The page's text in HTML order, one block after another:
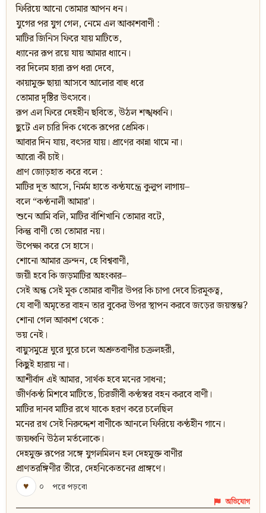
ফিরিয়ে আনো তোমার আপন ধন।
যুগের পর যুগ গেল, নেমে এল আকাশবাণী :
মাটির জিনিস ফিরে যায় মাটিতে,
ধ্যানের রূপ রয়ে যায় আমার ধ্যানে।
বর দিলেম হারা রূপ ধরা দেবে,
কায়ামুক্ত ছায়া আসবে আলোর বাহু ধরে
তোমার দৃষ্টির উৎসবে।
রূপ এল ফিরে দেহহীন ছবিতে, উঠল শঙ্খধ্বনি।
ছুটে এল চারি দিক থেকে রূপের প্রেমিক।
আবার দিন যায়, বৎসর যায়। প্রাণের কান্না থামে না।
আরো কী চাই।
প্রাণ জোড়হাত করে বলে :
মাটির দূত আসে, নির্মম হাতে কণ্ঠযন্ত্রে কুলুপ লাগায়–
বলে “কণ্ঠনালী আমার’।
শুনে আমি বলি, মাটির বাঁশিখানি তোমার বটে,
কিন্তু বাণী তো তোমার নয়।
উপেক্ষা করে সে হাসে।
শোনো আমার ক্রন্দন, হে বিশ্ববাণী,
জয়ী হবে কি জড়মাটির অহংকার–
সেই অন্ধ সেই মূক তোমার বাণীর উপর কি চাপা দেবে চিরমূকত্ব,
যে বাণী অমৃতের বাহন তার বুকের উপর স্থাপন করবে জড়ের জয়স্তম্ভ?
শোনা গেল আকাশ থেকে :
ভয় নেই।
বায়ুসমুদ্রে ঘুরে ঘুরে চলে অশ্রুতবাণীর চক্রলহরী,
কিছুই হারায় না।
আশীর্বাদ এই আমার, সার্থক হবে মনের সাধনা;
জীর্ণকণ্ঠ মিশবে মাটিতে, চিরজীবী কণ্ঠস্বর বহন করবে বাণী।
মাটির দানব মাটির রথে যাকে হরণ করে চলেছিল
মনের রথ সেই নিরুদ্দেশ বাণীকে আনলে ফিরিয়ে কণ্ঠহীন গানে।
জয়ধ্বনি উঠল মর্তলোকে।
দেহমুক্ত রূপের সঙ্গে যুগলমিলন হল দেহমুক্ত বাণীর
প্রাণতরঙ্গিণীর তীরে, দেহনিকেতনের প্রাঙ্গণে।
♥
০ পরে পড়বো
অভিযোগ